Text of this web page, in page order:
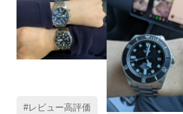
#レビュー高評価 #チタン